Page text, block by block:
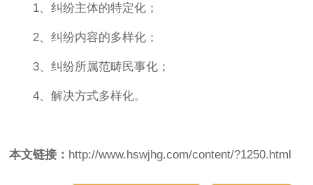
1、纠纷主体的特定化；
2、纠纷内容的多样化；
3、纠纷所属范畴民事化；
4、解决方式多样化。
本文链接： http://www.hswjhg.com/content/?1250.html